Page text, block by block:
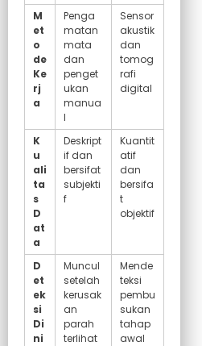
M
et
o
de
Ke
rj
a
Penga
matan
mata
dan
penget
ukan
manua
l
Sensor
akustik
dan
tomog
rafi
digital
K
u
ali
ta
s
D
at
a
Deskript
if dan
bersifat
subjekti
f
Kuantit
atif
dan
bersifa
t
objektif
D
et
ek
si
Di
ni
Muncul
setelah
kerusak
an
parah
terlihat
Mende
teksi
pembu
sukan
tahap
awal